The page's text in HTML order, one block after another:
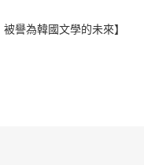
譽為韓國文學的未來】